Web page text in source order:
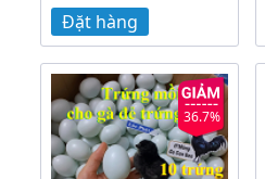
Đặt hàng
36.7%